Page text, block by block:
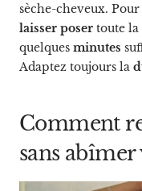
sèche-cheveux.
laisser poser toute la
quelques minutes
Adaptez toujours la
Comment
sans abîmer